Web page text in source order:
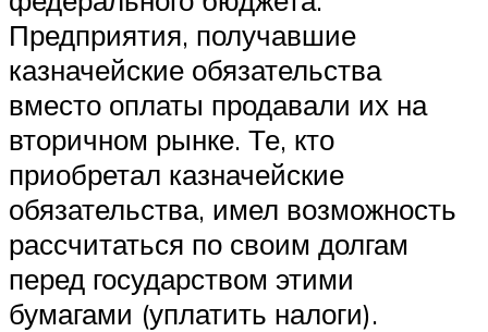
Предприятия, получавшие
казначейские обязательства
вместо оплаты продавали их на
вторичном рынке. Те, кто
приобретал казначейские
обязательства, имел возможность
рассчитаться по своим долгам
перед государством этими
бумагами (уплатить налоги).